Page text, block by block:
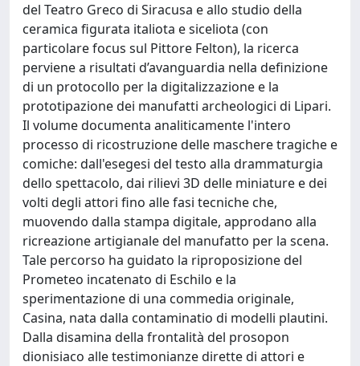
del Teatro Greco di Siracusa e allo studio della
ceramica figurata italiota e siceliota (con
particolare focus sul Pittore Felton), la ricerca
perviene a risultati d’avanguardia nella definizione
di un protocollo per la digitalizzazione e la
prototipazione dei manufatti archeologici di Lipari.
Il volume documenta analiticamente l'intero
processo di ricostruzione delle maschere tragiche e
comiche: dall'esegesi del testo alla drammaturgia
dello spettacolo, dai rilievi 3D delle miniature e dei
volti degli attori fino alle fasi tecniche che,
muovendo dalla stampa digitale, approdano alla
ricreazione artigianale del manufatto per la scena.
Tale percorso ha guidato la riproposizione del
Prometeo incatenato di Eschilo e la
sperimentazione di una commedia originale,
Casina, nata dalla contaminatio di modelli plautini.
Dalla disamina della frontalità del prosopon
dionisiaco alle testimonianze dirette di attori e